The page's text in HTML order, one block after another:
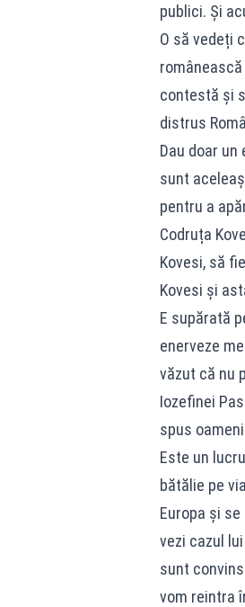
publici. Și
O să vedeți
contestă și
distrus
Dau doar un
sunt
pentru a
Codruța
Kovesi, să
Kovesi și
E supărată
enerveze
văzut că nu
Iozefinei
spus
Este un
bătălie pe
Europa și
vezi cazul
sunt
vom reintra